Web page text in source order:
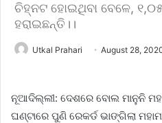
ଚିହ୍ନଟ ହୋଇଥିବା ବେଳେ,
ହରାଇଛନ୍ତି।।
Utkal Prahari August 28,
ନୂଆଦିଲ୍ଲୀ: ଦେଶରେ ବୋଲ ମାନୁନି
ଘଣ୍ଟାରେ ପୁଣି ରେକର୍ଡ ଭାଙ୍ଗିଲା